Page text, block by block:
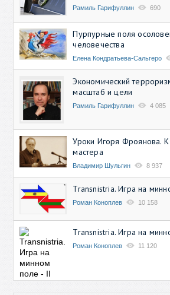
Рамиль Гарифуллин 690
Пурпурные поля
человечества
Елена Кондратьева-Сальгеро
Экономический
масштаб и цели
Рамиль Гарифуллин 4 085
Уроки Игоря Фроянова.
мастера
Владимир Шульгин 8 937
Transnistria. Игра на
Роман Коноплев 10 158
Transnistria. Игра на
Роман Коноплев 11 120